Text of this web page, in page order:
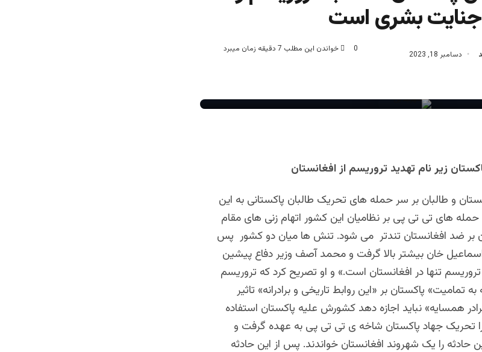
جنایت بشری است
دسامبر 18, 2023
0 خواندن این مطلب 7 دقیقه زمان میبرد
زیر نام تهدید تروریسم از افغانستان
و طالبان بر سر حمله های تحریک طالبان پاکستانی به این
حمله های تی تی پی بر نظامیان این کشور اتهام زنی های مقام
بر ضد افغانستان تندتر می شود. تنش ها میان دو کشور پس
اسماعیل خان بیشتر بالا گرفت و محمد آصف وزیر دفاع پیشین
تنها در افغانستان است.» و او تصریح کرد که تروریسم
تمامیت» پاکستان بر «این روابط تاریخی و برادرانه» تاثیر
همسایه» نباید اجازه دهد کشورش علیه پاکستان استفاده
تحریک جهاد پاکستان شاخه ی تی تی پی به عهده گرفت و
حادثه را یک شهروند افغانستان خواندند. پس از این حادثه